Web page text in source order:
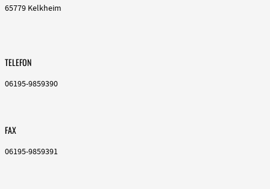
65779 Kelkheim
TELEFON
06195-9859390
FAX
06195-9859391